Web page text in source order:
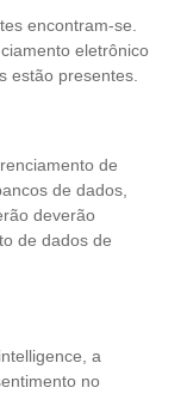
encontram-se
eletrônico
estão presentes.
de
de dados,
deverão
de dados de
a
no